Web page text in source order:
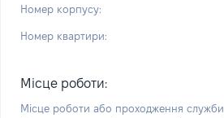
Номер корпусу:
Номер квартири:
Місце роботи:
Місце роботи або проходження служби